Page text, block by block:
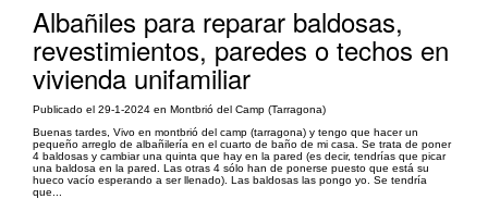
Albañiles para reparar baldosas,
revestimientos, paredes o techos en
vivienda unifamiliar
Publicado el 29-1-2024 en Montbrió del Camp (Tarragona)
Buenas tardes, Vivo en montbrió del camp (tarragona) y tengo que hacer un
pequeño arreglo de albañilería en el cuarto de baño de mi casa. Se trata de poner
4 baldosas y cambiar una quinta que hay en la pared (es decir, tendrías que picar
una baldosa en la pared. Las otras 4 sólo han de ponerse puesto que está su
hueco vacío esperando a ser llenado). Las baldosas las pongo yo. Se tendría
que...